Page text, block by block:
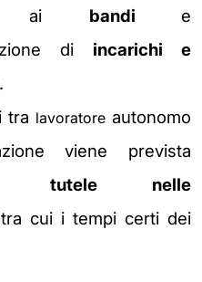
ai bandi e
di incarichi e
tra lavoratore autonomo
viene prevista
tutele nelle
cui i tempi certi dei